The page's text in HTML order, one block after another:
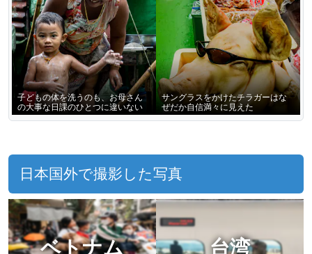
子どもの体を洗うのも、お母さん
の大事な日課のひとつに違いない
サングラスをかけたチラガーはな
ぜだか自信満々に見えた
日本国外で撮影した写真
ベトナム 台湾